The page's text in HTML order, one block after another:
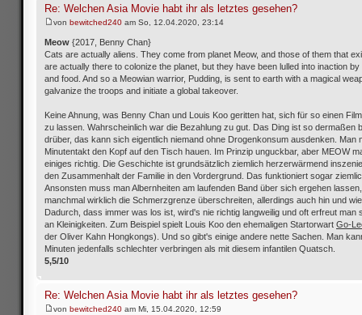
Re: Welchen Asia Movie habt ihr als letztes gesehen?
von bewitched240 am So, 12.04.2020, 23:14
Meow {2017, Benny Chan}
Cats are actually aliens. They come from planet Meow, and those of them that
are actually there to colonize the planet, but they have been lulled into inaction by
and food. And so a Meowian warrior, Pudding, is sent to earth with a magical
galvanize the troops and initiate a global takeover.
Keine Ahnung, was Benny Chan und Louis Koo geritten hat, sich für so einen
zu lassen. Wahrscheinlich war die Bezahlung zu gut. Das Ding ist so dermaßen
drüber, das kann sich eigentlich niemand ohne Drogenkonsum ausdenken. Man
Minutentakt den Kopf auf den Tisch hauen. Im Prinzip unguckbar, aber MEOW
einiges richtig. Die Geschichte ist grundsätzlich ziemlich herzerwärmend
den Zusammenhalt der Familie in den Vordergrund. Das funktioniert sogar
Ansonsten muss man Albernheiten am laufenden Band über sich ergehen
manchmal wirklich die Schmerzgrenze überschreiten, allerdings auch hin und
Dadurch, dass immer was los ist, wird's nie richtig langweilig und oft erfreut man
an Kleinigkeiten. Zum Beispiel spielt Louis Koo den ehemaligen Startorwart Go-
der Oliver Kahn Hongkongs). Und so gibt's einige andere nette Sachen. Man
Minuten jedenfalls schlechter verbringen als mit diesem infantilen Quatsch.
5,5/10
Re: Welchen Asia Movie habt ihr als letztes gesehen?
von bewitched240 am Mi, 15.04.2020, 12:59